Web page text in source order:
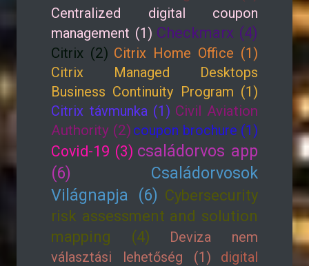
Centralized digital coupon
management (1) Checkmarx (4)
Citrix (2) Citrix Home Office (1)
Citrix Managed Desktops
Business Continuity Program (1)
Citrix távmunka (1) Civil Aviation
Authority (2) coupon brochure (1)
Covid-19 (3) családorvos app
(6)
Családorvosok
Világnapja (6) Cybersecurity
risk assessment and solution
mapping (4)
Deviza nem
választási lehetőség (1)
digital